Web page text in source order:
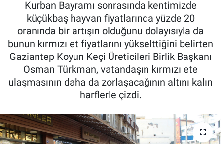
Kurban Bayramı sonrasında kentimizde
küçükbaş hayvan fiyatlarında yüzde 20
oranında bir artışın olduğunu dolayısıyla da
bunun kırmızı et fiyatlarını yükselttiğini belirten
Gaziantep Koyun Keçi Üreticileri Birlik Başkanı
Osman Türkman, vatandaşın kırmızı ete
ulaşmasının daha da zorlaşacağının altını kalın
harflerle çizdi.
ASAYİŞ
EĞİTİM
KÜLTÜR - SANAT
Haber Arşivi